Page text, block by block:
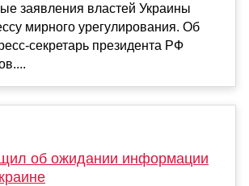
заявления властей Украины
мирного урегулирования. Об
секретарь президента РФ
об ожидании информации